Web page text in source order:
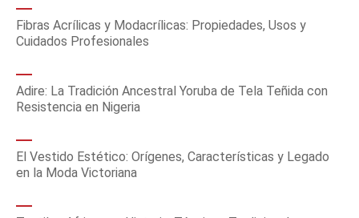
Fibras Acrílicas y Modacrílicas: Propiedades, Usos y
Cuidados Profesionales
Adire: La Tradición Ancestral Yoruba de Tela Teñida con
Resistencia en Nigeria
El Vestido Estético: Orígenes, Características y Legado
en la Moda Victoriana